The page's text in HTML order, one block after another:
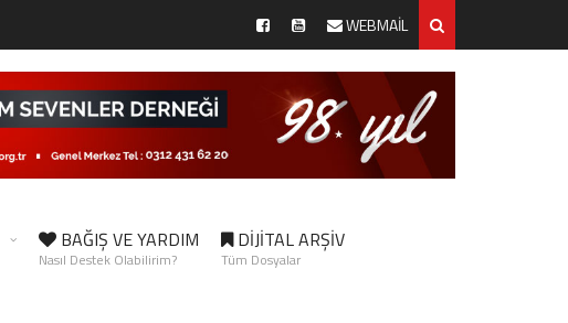
WEBMAİL
BAĞIŞ VE YARDIM
Nasıl Destek Olabilirim?
DİJİTAL ARŞİV
Tüm Dosyalar